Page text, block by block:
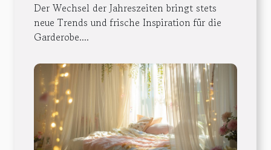
Der Wechsel der Jahreszeiten bringt stets
neue Trends und frische Inspiration für die
Garderobe....